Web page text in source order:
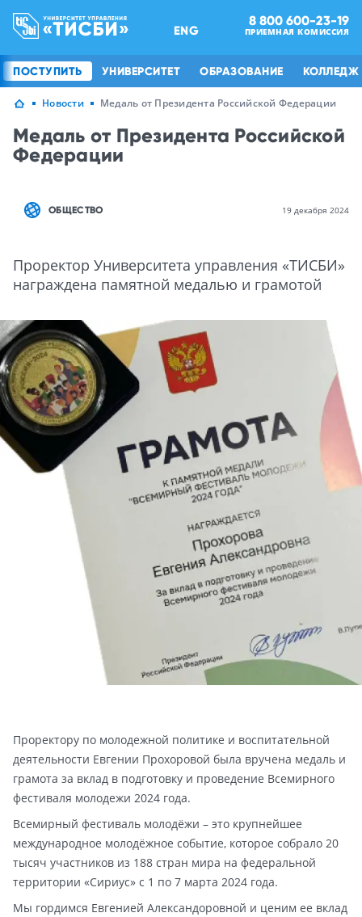
ENG
8 800 600-23-19
ПРИЕМНАЯ КОМИССИЯ
ПОСТУПИТЬ УНИВЕРСИТЕТ ОБРАЗОВАНИЕ КОЛЛЕДЖ
Новости Медаль от Президента Российской Федерации
Медаль от Президента Российской
Федерации
ОБЩЕСТВО 19 декабря 2024
Проректор Университета управления «ТИСБИ»
награждена памятной медалью и грамотой
Проректору по молодежной политике и воспитательной
деятельности Евгении Прохоровой была вручена медаль и
грамота за вклад в подготовку и проведение Всемирного
фестиваля молодежи 2024 года.
Всемирный фестиваль молодёжи – это крупнейшее
международное молодёжное событие, которое собрало 20
тысяч участников из 188 стран мира на федеральной
территории «Сириус» с 1 по 7 марта 2024 года.
Мы гордимся Евгенией Александоровной и ценим ее вклад